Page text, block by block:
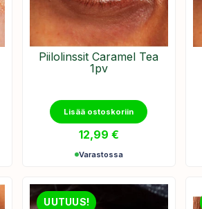
Piilolinssit Caramel Tea
1pv
Lisää ostoskoriin
12,99 €
Varastossa
UUTUUS!